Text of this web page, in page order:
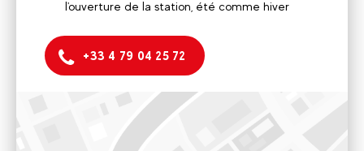
l'ouverture de la station, été comme hiver
+33 4 79 04 25 72
Front de neige, résidence Aiguille Rouge